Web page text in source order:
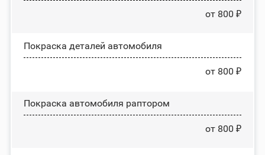
от 800 ₽
Покраска деталей автомобиля
от 800 ₽
Покраска автомобиля раптором
от 800 ₽